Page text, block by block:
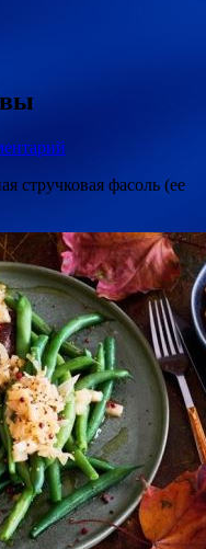
стручковая фасоль (ее